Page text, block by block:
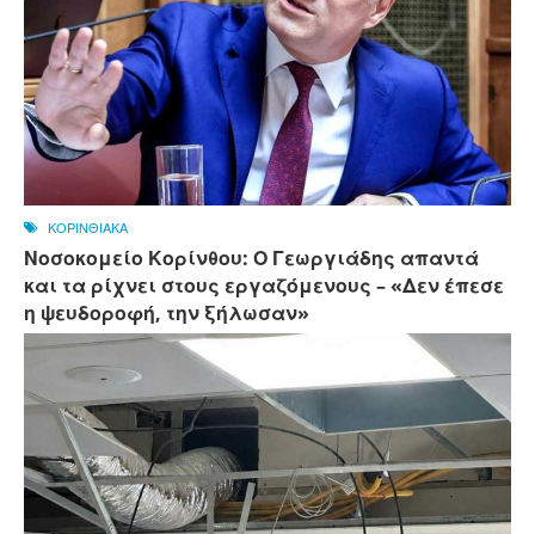
ΚΟΡΙΝΘΙΑΚΑ
Νοσοκομείο Κορίνθου: Ο Γεωργιάδης απαντά
και τα ρίχνει στους εργαζόμενους – «Δεν έπεσε
η ψευδοροφή, την ξήλωσαν»